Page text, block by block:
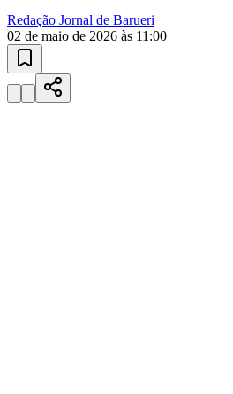
Redação Jornal de Barueri
02 de maio de 2026 às 11:00